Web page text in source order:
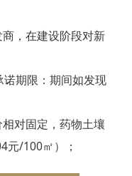
，在建设阶段对新
期限：期间如发现
对固定，药物土壤
元/100㎡）；